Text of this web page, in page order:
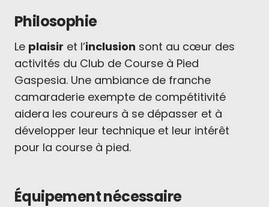
Philosophie
Le plaisir et l’inclusion sont au cœur des
activités du Club de Course à Pied
Gaspesia. Une ambiance de franche
camaraderie exempte de compétitivité
aidera les coureurs à se dépasser et à
développer leur technique et leur intérêt
pour la course à pied.
Équipement nécessaire